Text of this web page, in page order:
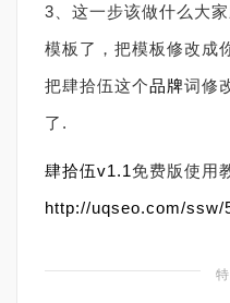
3、这一步该做什么大
模板了，把模板修改成
把肆拾伍这个品牌词修
了.
肆拾伍v1.1免费版使用
http://uqseo.com/ssw/